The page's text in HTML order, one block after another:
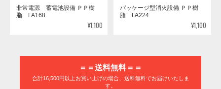
非常電源 蓄電池設備 ＰＰ樹
脂 FA168
¥1,100
パッケージ型消火設備 ＰＰ樹
脂 FA224
¥1,100
＝＝送料無料＝＝
合計16,500円以上お買い上げの場合、送料無料でお届けいたしま
す。